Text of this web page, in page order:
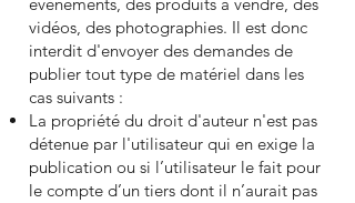
vidéos, des photographies. Il est donc
interdit d'envoyer des demandes de
publier tout type de matériel dans les
cas suivants :
La propriété du droit d'auteur n'est pas
détenue par l'utilisateur qui en exige la
publication ou si l’utilisateur le fait pour
le compte d’un tiers dont il n’aurait pas